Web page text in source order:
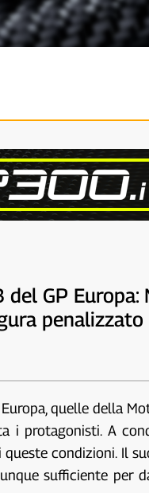
GP Europa:
penalizzato
quelle della
i protagonisti. A
condizioni. Il
sufficiente per